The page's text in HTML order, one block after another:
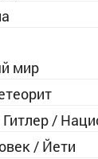
мир
/
/ Йети